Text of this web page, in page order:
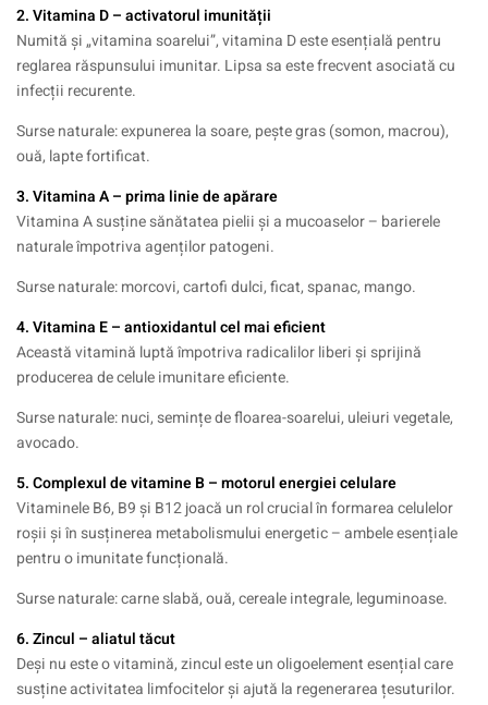
2.Vitamina D– activatorul imunității
Numită și „vitamina soarelui”, vitamina D este esențială pentru
reglarea răspunsului imunitar. Lipsa sa este frecvent asociată cu
infecții recurente.
Surse naturale: expunerea la soare, pește gras (somon, macrou),
ouă, lapte fortificat.
3.Vitamina A– prima linie de apărare
Vitamina A susține sănătatea pielii și a mucoaselor – barierele
naturale împotriva agenților patogeni.
Surse naturale: morcovi, cartofi dulci, ficat, spanac, mango.
4.Vitamina E– antioxidantul cel mai eficient
Această vitamină luptă împotriva radicalilor liberi și sprijină
producerea de celule imunitare eficiente.
Surse naturale: nuci, semințe de floarea-soarelui, uleiuri vegetale,
avocado.
5. Complexul de vitamine B – motorul energiei celulare
Vitaminele B6, B9 și B12 joacă un rol crucial în formarea celulelor
roșii și în susținerea metabolismului energetic – ambele esențiale
pentru o imunitate funcțională.
Surse naturale: carne slabă, ouă, cereale integrale, leguminoase.
6. Zincul – aliatul tăcut
Deși nu este o vitamină, zincul este un oligoelement esențial care
susține activitatea limfocitelor și ajută la regenerarea țesuturilor.